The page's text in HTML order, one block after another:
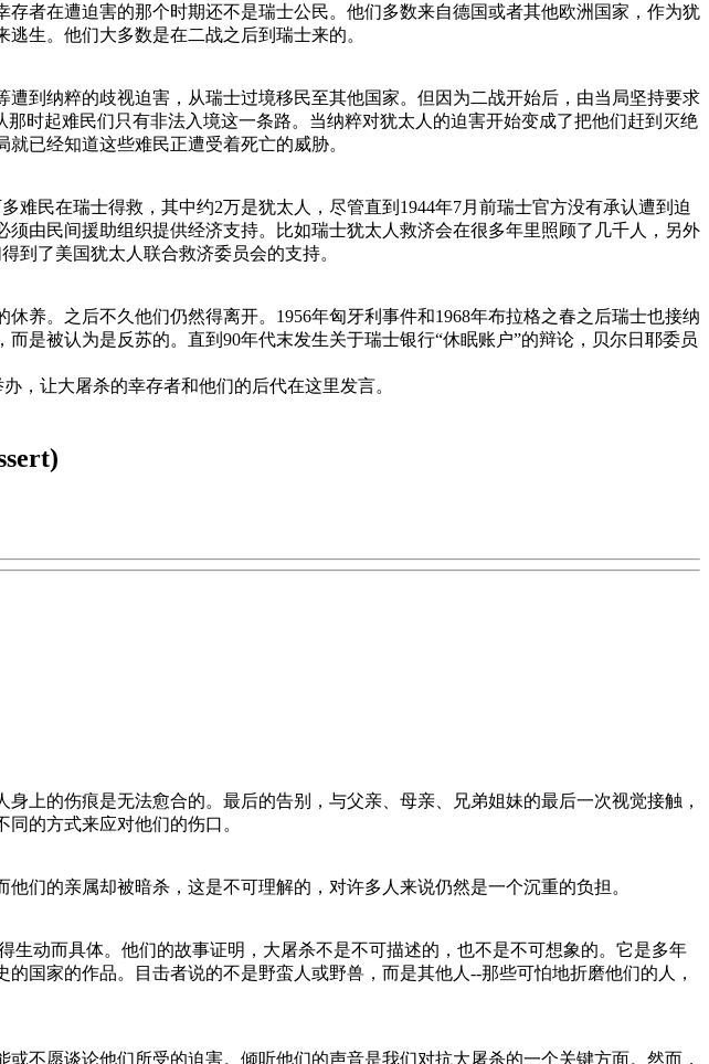
者在遭迫害的那个时期还不是瑞士公民。他们多数来自德国或者其他欧洲国家，作为犹
生。他们大多数是在二战之后到瑞士来的。
到纳粹的歧视迫害，从瑞士过境移民至其他国家。但因为二战开始后，由当局坚持要求
时起难民们只有非法入境这一条路。当纳粹对犹太人的迫害开始变成了把他们赶到灭绝
已经知道这些难民正遭受着死亡的威胁。
民在瑞士得救，其中约2万是犹太人，尽管直到1944年7月前瑞士官方没有承认遭到迫
由民间援助组织提供经济支持。比如瑞士犹太人救济会在很多年里照顾了几千人，另外
到了美国犹太人联合救济委员会的支持。
养。之后不久他们仍然得离开。1956年匈牙利事件和1968年布拉格之春之后瑞士也接纳
是被认为是反苏的。直到90年代末发生关于瑞士银行“休眠账户”的辩论，贝尔日耶委员
，让大屠杀的幸存者和他们的后代在这里发言。
上的伤痕是无法愈合的。最后的告别，与父亲、母亲、兄弟姐妹的最后一次视觉接触，
的方式来应对他们的伤口。
们的亲属却被暗杀，这是不可理解的，对许多人来说仍然是一个沉重的负担。
动而具体。他们的故事证明，大屠杀不是不可描述的，也不是不可想象的。它是多年
国家的作品。目击者说的不是野蛮人或野兽，而是其他人--那些可怕地折磨他们的人，
不愿谈论他们所受的迫害。倾听他们的声音是我们对抗大屠杀的一个关键方面。然而，